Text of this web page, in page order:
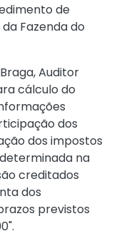
de
Fazenda do
Auditor
cálculo do
dos
dos impostos
na
creditados
dos
previstos